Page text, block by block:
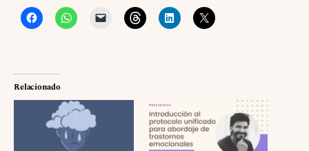
Relacionado